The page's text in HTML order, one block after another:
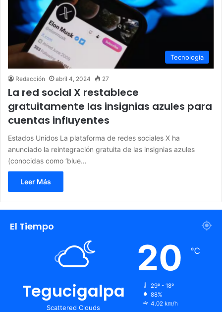
Tecnologia
Redacción abril 4, 2024 27
La red social X restablece
gratuitamente las insignias azules para
cuentas influyentes
Estados Unidos La plataforma de redes sociales X ha
anunciado la reintegración gratuita de las insignias azules
(conocidas como ‘blue…
Leer Más
El Tiempo
Tegucigalpa
Scattered Clouds
20 ℃
29º - 18º
88%
4.02 km/h